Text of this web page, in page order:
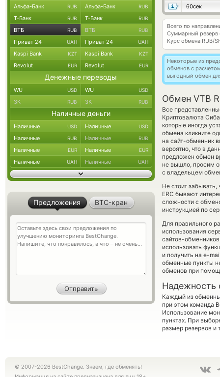
60сек
Всего по
Суммарный резерв
Курс обмена RUB/
Некоторые из
обменов с
выгодный обмен
Обмен VTB
Все
Криптовалюта
которые иногда
обмена кликните
на сайт-обменник
вероятно, что в
предложен обмен
не вышло, просим
с владельцем
Не стоит
ERC бывают
сложности с
инструкцией по
Для правильного
использования
сайтов-
использовать
и получить на e-
обменные пункты
обменов при
Надежность
Каждый из
при этом команда
Использование
пунктах. При
размер резервов и
Альфа-Банк RUB Альфа-Банк RUB
Т-Банк RUB Т-Банк RUB
ВТБ RUB ВТБ RUB
Приват 24 UAH Приват 24 UAH
Kaspi Bank KZT Kaspi Bank KZT
Revolut EUR Revolut EUR
Денежные переводы
WU USD WU USD
ЗК RUB ЗК RUB
Наличные деньги
Наличные USD Наличные USD
Наличные RUB Наличные RUB
Наличные EUR Наличные EUR
Наличные UAH Наличные UAH
Предложения BTC-кран
© 2007-2026 BestChange. Знаем, где обменять!